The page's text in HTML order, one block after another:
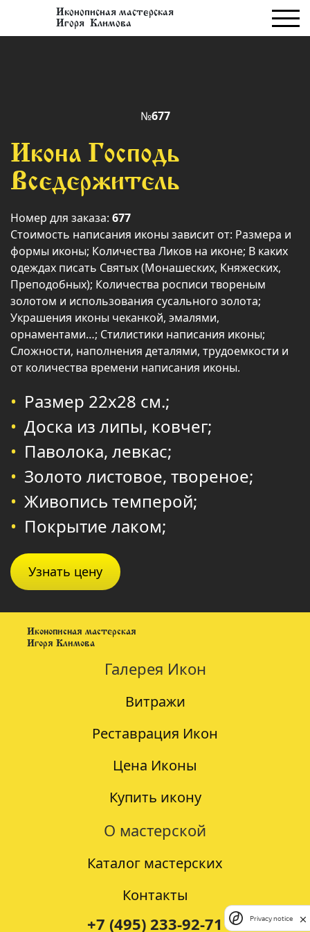
Иконописная мастерская
Игоря Климова
Икона Господь
Вседержитель
Номер для заказа: 677
Стоимость написания иконы зависит от: Размера и
формы иконы; Количества Ликов на иконе; В каких
одеждах писать Святых (Монашеских, Княжеских,
Преподобных); Количества росписи твореным
золотом и использования сусального золота;
Украшения иконы чеканкой, эмалями,
орнаментами…; Стилистики написания иконы;
Сложности, наполнения деталями, трудоемкости и
от количества времени написания иконы.
Размер 22х28 см.;
Доска из липы, ковчег;
Паволока, левкас;
Золото листовое, твореное;
Живопись темперой;
Покрытие лаком;
Узнать цену
№677
Иконописная мастерская
Игоря Климова
Галерея Икон
Витражи
Реставрация Икон
Цена Иконы
Купить икону
О мастерской
Каталог мастерских
Контакты
+7 (495) 233-92-71 Privacy notice